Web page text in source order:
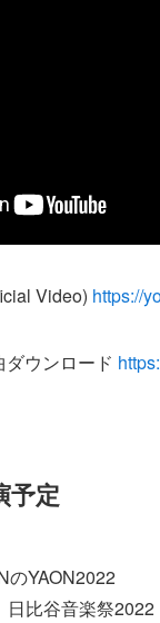
Video) https://
ウンロード
予定
のYAON2022
日比谷音楽祭2022